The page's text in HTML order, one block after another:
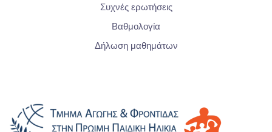
Συχνές ερωτήσεις
Βαθμολογία
Δήλωση μαθημάτων